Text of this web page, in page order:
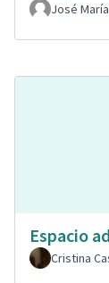
José
Espacio
Cristina